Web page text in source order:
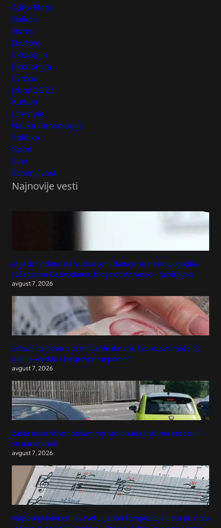
Auto-Moto
Balkan
Biznis
Društvo
Ekologija
Ekonomija
Evropa
Izbori 2023
Kultura
Lifestyle
Nauka i tehnologija
Politika
Sport
Svet
Zanimljivosti
Najnovije vesti
Mijačić: Vidimo da Vučića ovih dana nisu nešto pogodila
rušenja na Gazivodama, bio je dosta veseo i razdragan
avgust 7, 2026
Država deli skoro tri milijarde dinara: Evo ko sve može da
dobije kredite i bespovratnu pomoć
avgust 7, 2026
Zašto instinktivno stišavamo radio kada tražimo adresu ili
se parkiramo?
avgust 7, 2026
Najsporiji koncert na svetu: Jedna kompozicija notu po notu